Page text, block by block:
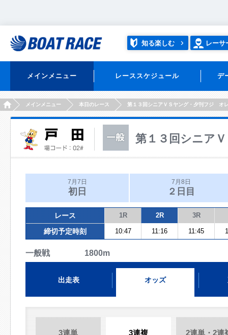
知る楽しむ レーサ
メインメニュー レーススケジュール デ
HOMEメインメニュー 本日のレース 第１３回シニアＶＳヤング・夕刊フジ オ
第１３回シニア
7月7日
初日
7月8日
２日目
レース 1R 2R 3R
締切予定時刻 10:47 11:16 11:45
一般戦 1800m
出走表 オッズ
3連単 3連複 2連単・2連